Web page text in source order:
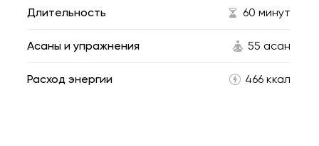
Длительность 60 минут
Асаны и упражнения 55 асан
Расход энергии 466 ккал